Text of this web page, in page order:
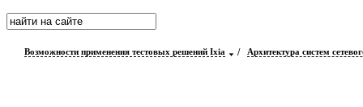
Возможности применения тестовых решений Ixia / Архитектура систем